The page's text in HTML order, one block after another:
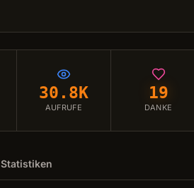
30.8K
AUFRUFE
19
DANKE
Statistiken